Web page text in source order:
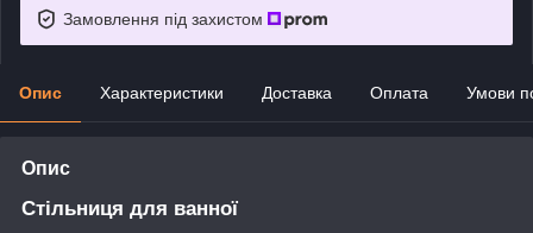
Замовлення під захистом
Опис Характеристики Доставка Оплата Умови
Опис
Стільниця для ванної